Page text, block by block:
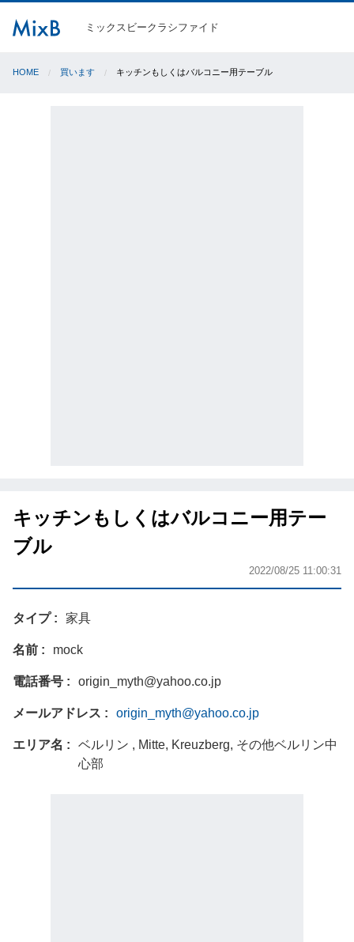
ミックスビークラシファイド
HOME 買います キッチンもしくはバルコニー用テーブル
キッチンもしくはバルコニー用テー
ブル
2022/08/25 11:00:31
タイプ 家具
名前 mock
電話番号 origin_myth@yahoo.co.jp
メールアドレス origin_myth@yahoo.co.jp
エリア名
ベルリン , Mitte, Kreuzberg, その他ベルリン中
心部